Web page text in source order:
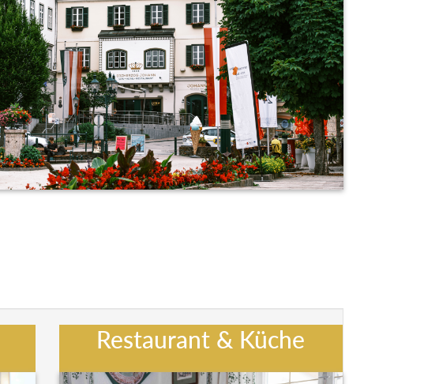
Restaurant & Küche